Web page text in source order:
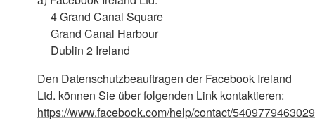
4 Grand Canal Square
Grand Canal Harbour
Dublin 2 Ireland
Den Datenschutzbeauftragen der Facebook Ireland
Ltd. können Sie über folgenden Link kontaktieren:
https://www.facebook.com/help/contact/